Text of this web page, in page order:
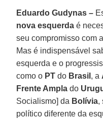
Eduardo Gudynas –
nova esquerda é
seu compromisso com
Mas é indispensável
esquerda e o
como o PT do Brasil , a
Frente Ampla do
Socialismo] da Bolívia,
político diferente da